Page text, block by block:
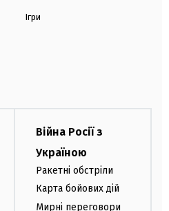
Ігри
Війна Росії з
Україною
Ракетні обстріли
Карта бойових дій
Мирні переговори